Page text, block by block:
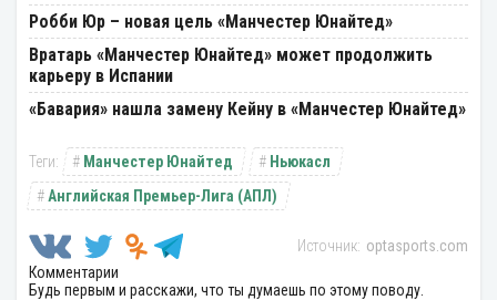
Робби Юр – новая цель «Манчестер Юнайтед»
Вратарь «Манчестер Юнайтед» может продолжить
карьеру в Испании
«Бавария» нашла замену Кейну в «Манчестер Юнайтед»
Манчестер Юнайтед
Ньюкасл
Английская Премьер-Лига (АПЛ)
optasports.com
Комментарии
Будь первым и расскажи, что ты думаешь по этому поводу.